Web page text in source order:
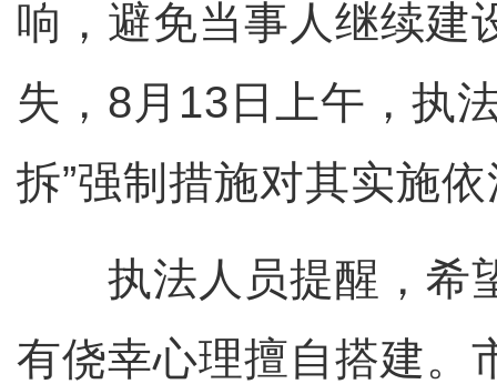
响，避免当事人继续建
失，8月13日上午，执
拆”强制措施对其实施
执法人员提醒，希
有侥幸心理擅自搭建。